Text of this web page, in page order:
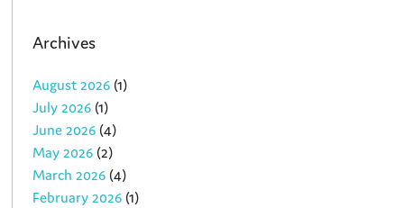
Archives
August 2026 (1)
July 2026 (1)
June 2026 (4)
May 2026 (2)
March 2026 (4)
February 2026 (1)